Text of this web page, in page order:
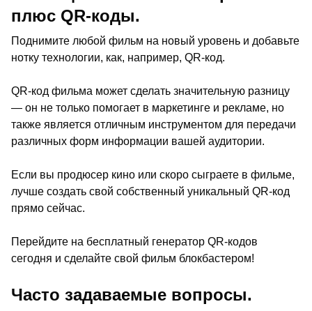
плюс QR-коды.
Поднимите любой фильм на новый уровень и добавьте
нотку технологии, как, например, QR-код.
QR-код фильма может сделать значительную разницу
— он не только помогает в маркетинге и рекламе, но
также является отличным инструментом для передачи
различных форм информации вашей аудитории.
Если вы продюсер кино или скоро сыграете в фильме,
лучше создать свой собственный уникальный QR-код
прямо сейчас.
Перейдите на бесплатный генератор QR-кодов
сегодня и сделайте свой фильм блокбастером!
Часто задаваемые вопросы.